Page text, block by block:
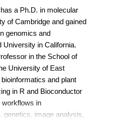
a Ph.D. in molecular
of Cambridge and gained
genomics and
University in California.
in the School of
University of East
and plant
in R and Bioconductor
workflows in
genetics, image analysis,